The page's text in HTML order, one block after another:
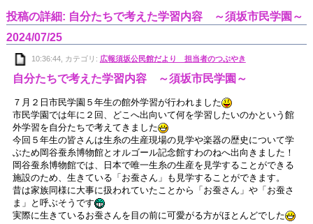
投稿の詳細: 自分たちで考えた学習内容 ～須坂市民学園～
2024/07/25
10:36:44, カテゴリ: 広報須坂公民館だより 担当者のつぶやき
自分たちで考えた学習内容 ～須坂市民学園～
７月２日市民学園５年生の館外学習が行われました
市民学園では年に２回、どこへ出向いて何を学習したいのかという館
外学習を自分たちで考えてきました
今回５年生の皆さんは生糸の生産現場の見学や楽器の歴史について学
ぶため岡谷蚕糸博物館とオルゴール記念館すわのねへ出向きました！
岡谷蚕糸博物館では、日本で唯一生糸の生産を見学することができる
施設のため、生きている「お蚕さん」も見学することができます。
昔は家族同様に大事に扱われていたことから「お蚕さん」や「お蚕さ
ま」と呼ぶそうです
実際に生きているお蚕さんを目の前に可愛がる方がほとんどでした